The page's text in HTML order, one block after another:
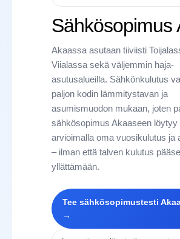
Sähkösopimus
Akaassa asutaan tiiviisti
Viialassa sekä väljemmin haja-
asutusalueilla. Sähkönkulutus
paljon kodin lämmitystavan ja
asumismuodon mukaan, joten
sähkösopimus Akaaseen löytyy
arvioimalla oma vuosikulutus ja
– ilman että talven kulutus
yllättämään.
Tee sähkösopimustesti
→